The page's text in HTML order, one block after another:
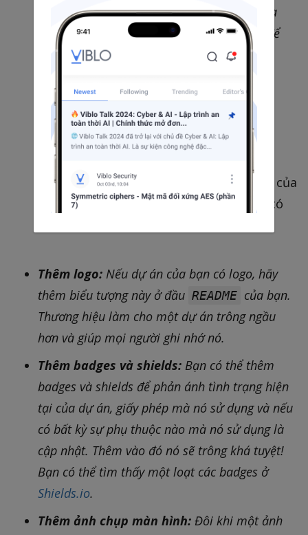
bạn trừ khi bạn cung cấp điều này. Kiểm tra
choosealicense.comhoặcopensource.org
để
biết danh sách các giấy phép bạn có thể sử
Thêm lửa vào REAME🔥
Nếu bạn thực sự muốn làm cho README
của
bạn nổi bật và trông thật sự chất, bạn có
Thêm logo: Nếu dự án của bạn có logo, hãy
thêm biểu tượng này ở đầu README của bạn.
Thương hiệu làm cho một dự án trông ngầu
hơn và giúp mọi người ghi nhớ nó.
Thêm badges và shields: Bạn có thể thêm
badges và shields để phản ánh tình trạng hiện
tại của dự án, giấy phép mà nó sử dụng và nếu
có bất kỳ sự phụ thuộc nào mà nó sử dụng là
cập nhật. Thêm vào đó nó sẽ trông khá tuyệt!
Bạn có thể tìm thấy một loạt các badges ở
Shields.io.
Thêm ảnh chụp màn hình: Đôi khi một ảnh